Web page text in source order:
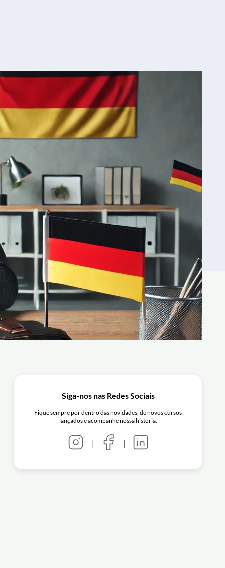
Siga-nos nas Redes Sociais
Fique sempre por dentro das novidades, de novos cursos
lançados e acompanhe nossa história.
| |